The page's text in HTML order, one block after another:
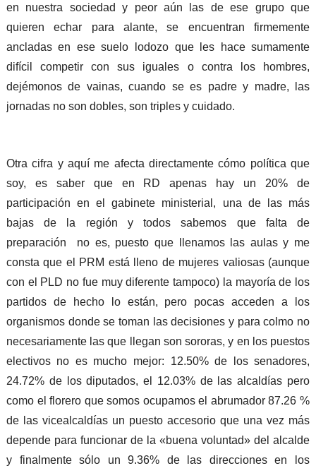
en nuestra sociedad y peor aún las de ese grupo que
quieren echar para alante, se encuentran firmemente
ancladas en ese suelo lodozo que les hace sumamente
difícil competir con sus iguales o contra los hombres,
dejémonos de vainas, cuando se es padre y madre, las
jornadas no son dobles, son triples y cuidado.
Otra cifra y aquí me afecta directamente cómo política que
soy, es saber que en RD apenas hay un 20% de
participación en el gabinete ministerial, una de las más
bajas de la región y todos sabemos que falta de
preparación no es, puesto que llenamos las aulas y me
consta que el PRM está lleno de mujeres valiosas (aunque
con el PLD no fue muy diferente tampoco) la mayoría de los
partidos de hecho lo están, pero pocas acceden a los
organismos donde se toman las decisiones y para colmo no
necesariamente las que llegan son sororas, y en los puestos
electivos no es mucho mejor: 12.50% de los senadores,
24.72% de los diputados, el 12.03% de las alcaldías pero
como el florero que somos ocupamos el abrumador 87.26 %
de las vicealcaldías un puesto accesorio que una vez más
depende para funcionar de la «buena voluntad» del alcalde
y finalmente sólo un 9.36% de las direcciones en los